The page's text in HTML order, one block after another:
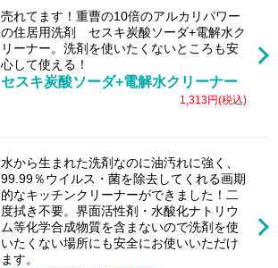
売れてます！重曹の10倍のアルカリパワー
の住居用洗剤 セスキ炭酸ソーダ+電解水ク
リーナー。洗剤を使いたくないところも安
心して使える！
セスキ炭酸ソーダ+電解水クリーナー
1,313円(税込)
水から生まれた洗剤なのに油汚れに強く、
99.99％ウイルス・菌を除去してくれる画期
的なキッチンクリーナーができました！二
度拭き不要。界面活性剤・水酸化ナトリウ
ム等化学合成物質を含まないので洗剤を使
いたくない場所にも安全にお使いいただけ
ます。